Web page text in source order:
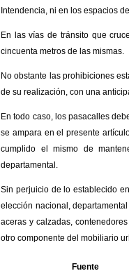
Intendencia, ni en los espacios
En las vías de tránsito que
cincuenta metros de las mismas.
No obstante las prohibiciones
de su realización, con una
En todo caso, los pasacalles
se ampara en el presente
cumplido el mismo de
departamental.
Sin perjuicio de lo establecido
elección nacional,
aceras y calzadas,
otro componente del mobiliario
Fuente